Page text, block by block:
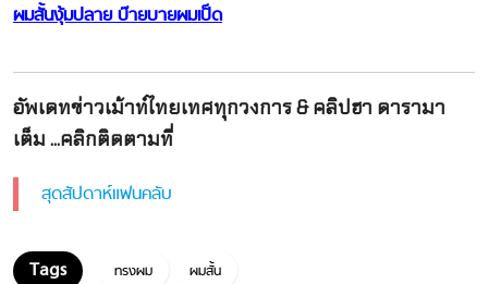
ผมสั้นงุ้มปลาย บ๊ายบายผมเป็ด
อัพเดทข่าวเม้าท์ไทยเทศทุกวงการ & คลิปฮา ดารามา
เต็ม ...คลิกติดตามที่
สุดสัปดาห์แฟนคลับ
ทรงผม ผมสั้น